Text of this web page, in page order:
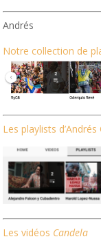
Andrés
Notre collection de
Les playlists
Les vidéos Candela